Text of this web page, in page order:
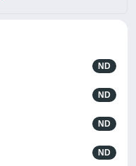
ND
ND
ND
ND